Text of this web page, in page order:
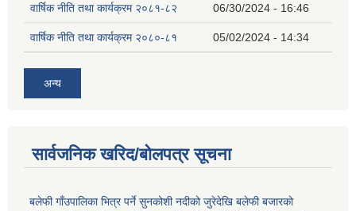
वार्षिक नीति तथा कार्यक्रम २०८१-८२ 06/30/2024 - 16:46
वार्षिक नीति तथा कार्यक्रम २०८०-८१ 05/02/2024 - 14:34
अन्य
सार्वजनिक खरिद/बोलपत्र सूचना
बलेफी गाँउपालिका भित्र पर्ने सुनकोशी नदीको जुरेदेखि बलेफी बजारको